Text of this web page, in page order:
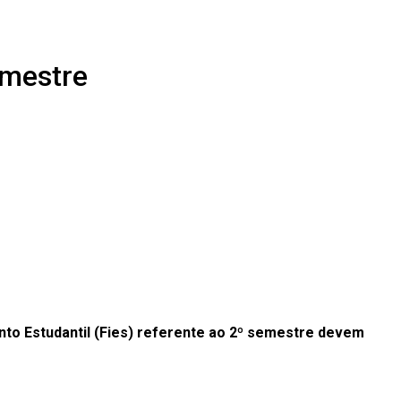
Estudantil (Fies) referente ao 2º semestre devem